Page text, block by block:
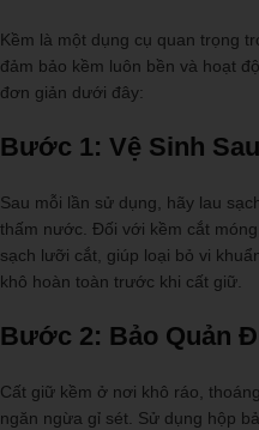
Kềm là một dụng cụ quan trọng
đảm bảo kềm luôn bền và hoạt
đơn giản dưới đây:
Bước 1: Vệ Sinh
Sau mỗi lần sử dụng, hãy lau
thấm nước. Đối với kềm cắt
sạch lưỡi cắt, giúp loại bỏ vi
khô hoàn toàn trước khi cất giữ.
Bước 2: Bảo Quản
Cất giữ kềm ở nơi khô ráo,
ngăn ngừa gỉ sét. Sử dụng hộp